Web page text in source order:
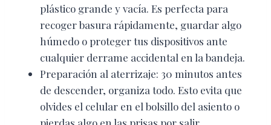
plástico grande y vacía. Es perfecta para
recoger basura rápidamente, guardar algo
húmedo o proteger tus dispositivos ante
cualquier derrame accidental en la bandeja.
Preparación al aterrizaje: 30 minutos antes
de descender, organiza todo. Esto evita que
olvides el celular en el bolsillo del asiento o